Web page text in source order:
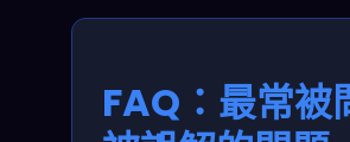
FAQ：最常被